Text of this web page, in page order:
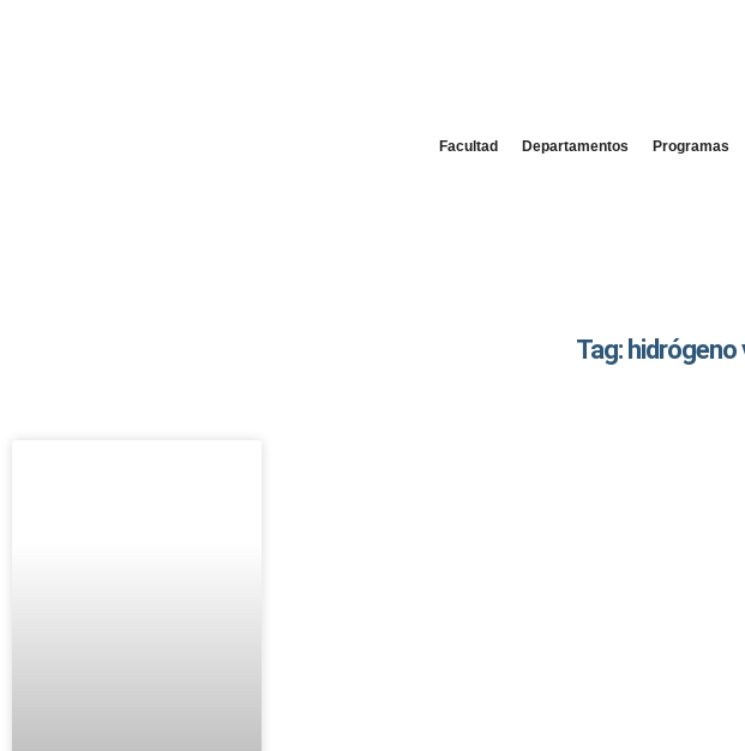
Facultad Departamentos Programas
Tag: hidrógeno